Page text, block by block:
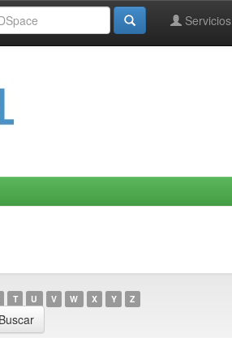
Servicios
T U V W X Y Z